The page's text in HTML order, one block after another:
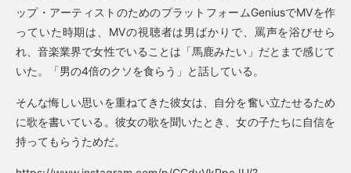
ップ・アーティストのためのプラットフォームGeniusでMVを作
っていた時期は、MVの視聴者は男ばかりで、罵声を浴びせら
れ、音楽業界で女性でいることは「馬鹿みたい」だとまで感じて
いた。「男の4倍のクソを食らう」と話している。
そんな悔しい思いを重ねてきた彼女は、自分を奮い立たせるため
に歌を書いている。彼女の歌を聞いたとき、女の子たちに自信を
持ってもらうためだ。